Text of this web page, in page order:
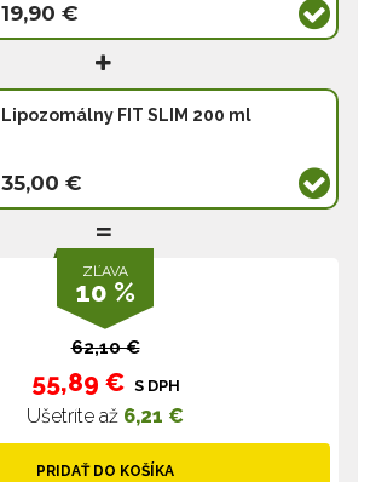
19,90 €
Lipozomálny FIT SLIM 200 ml
35,00 €
ZĽAVA
10 %
62,10 €
55,89 € S DPH
Ušetríte až 6,21 €
PRIDAŤ DO KOŠÍKA